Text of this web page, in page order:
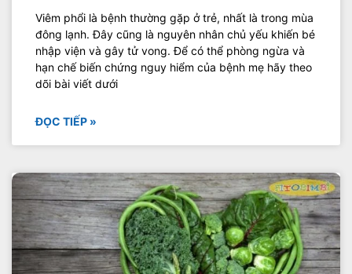
Viêm phổi là bệnh thường gặp ở trẻ, nhất là trong mùa
đông lạnh. Đây cũng là nguyên nhân chủ yếu khiến bé
nhập viện và gây tử vong. Để có thể phòng ngừa và
hạn chế biến chứng nguy hiểm của bệnh mẹ hãy theo
dõi bài viết dưới
ĐỌC TIẾP »